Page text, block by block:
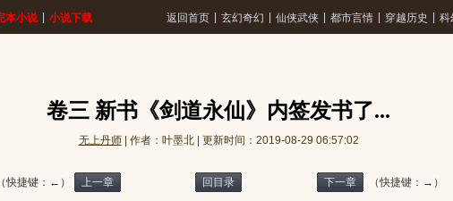
本小说 小说下载 返回首页 玄幻奇幻 仙侠武侠 都市言情 穿越历史 科
卷三 新书《剑道永仙》内签发书了...
无上丹师| 作者：叶墨北 | 更新时间：2019-08-29 06:57:02
（快捷键：←） 上一章 回目录 下一章 （快捷键：→）